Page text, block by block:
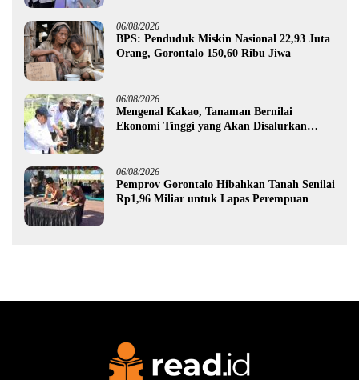
06/08/2026
BPS: Penduduk Miskin Nasional 22,93 Juta
Orang, Gorontalo 150,60 Ribu Jiwa
06/08/2026
Mengenal Kakao, Tanaman Bernilai
Ekonomi Tinggi yang Akan Disalurkan
06/08/2026
Pemprov Gorontalo Hibahkan Tanah Senilai
Rp1,96 Miliar untuk Lapas Perempuan